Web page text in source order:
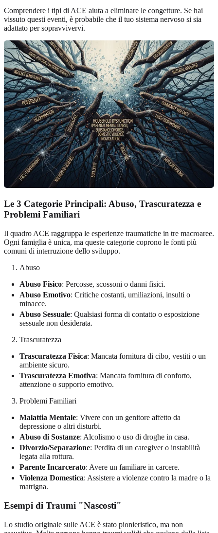
Comprendere i tipi di ACE aiuta a eliminare le congetture. Se hai
vissuto questi eventi, è probabile che il tuo sistema nervoso si sia
adattato per sopravvivervi.
Le 3 Categorie Principali: Abuso, Trascuratezza e
Problemi Familiari
Il quadro ACE raggruppa le esperienze traumatiche in tre macroaree.
Ogni famiglia è unica, ma queste categorie coprono le fonti più
comuni di interruzione dello sviluppo.
Abuso
Abuso Fisico: Percosse, scossoni o danni fisici.
Abuso Emotivo: Critiche costanti, umiliazioni, insulti o
minacce.
Abuso Sessuale: Qualsiasi forma di contatto o esposizione
sessuale non desiderata.
Trascuratezza
Trascuratezza Fisica: Mancata fornitura di cibo, vestiti o un
ambiente sicuro.
Trascuratezza Emotiva: Mancata fornitura di conforto,
attenzione o supporto emotivo.
Problemi Familiari
Malattia Mentale: Vivere con un genitore affetto da
depressione o altri disturbi.
Abuso di Sostanze: Alcolismo o uso di droghe in casa.
Divorzio/Separazione: Perdita di un caregiver o instabilità
legata alla rottura.
Parente Incarcerato: Avere un familiare in carcere.
Violenza Domestica: Assistere a violenze contro la madre o la
matrigna.
Esempi di Traumi "Nascosti"
Lo studio originale sulle ACE è stato pionieristico, ma non